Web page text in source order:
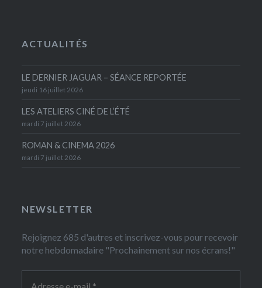
ACTUALITÉS
LE DERNIER JAGUAR – SÉANCE REPORTÉE
jeudi 16 juillet 2026
LES ATELIERS CINÉ DE L’ÉTÉ
mardi 7 juillet 2026
ROMAN & CINEMA 2026
mardi 7 juillet 2026
NEWSLETTER
Rejoignez 685 d'autres et inscrivez-vous pour recevoir
notre hebdomadaire "Prochainement sur nos écrans!"